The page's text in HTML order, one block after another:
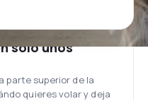
solo unos
parte superior de la
quieres volar y deja